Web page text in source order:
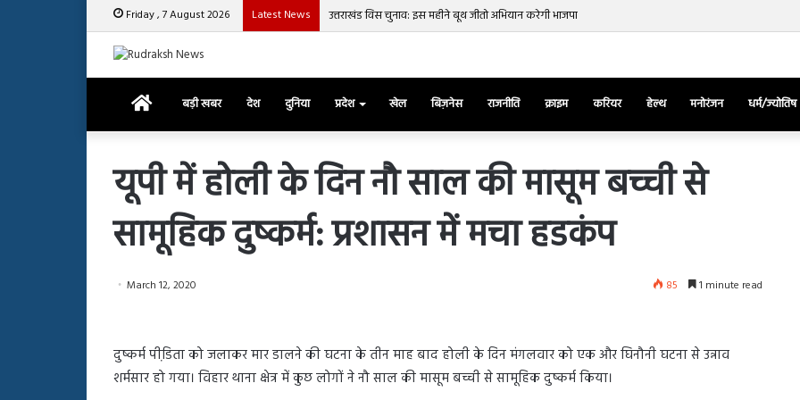
Friday , 7 August 2026 Latest News उत्तराखंड विस चुनाव: इस महीने बूथ जीतो अभियान करेगी भाजपा
Home बड़ी खबर देश दुनिया प्रदेश खेल बिज़नेस राजनीति क्राइम करियर हेल्थ मनोरंजन धर्म/ज्योतिष
यूपी में होली के दिन नौ साल की मासूम बच्ची से
सामूहिक दुष्कर्म: प्रशासन में मचा हडकंप
March 12, 2020 85 1 minute read
दुष्कर्म पीडि़ता को जलाकर मार डालने की घटना के तीन माह बाद होली के दिन मंगलवार को एक और घिनौनी घटना से उन्नाव
शर्मसार हो गया। विहार थाना क्षेत्र में कुछ लोगों ने नौ साल की मासूम बच्ची से सामूहिक दुष्कर्म किया।
की की फिल्म ग्राउंड जीरो का
टीजर जारी, देंखे वीडियो…
रजत
दलाल
और
सबके
हुई
रजत दलाल और आसिम रियाज की भिड़ंत,
सबके सामने हुई बहस पर रुबीना दिलैक का
आया रिएक्शन
तुर्किए
पर
उतरा
पिकाचू,
तुर्किए में राष्ट्रपति एर्दोगान के खिलाफ सड़क
पर उतरा पिकाचू, भागते हुए आया नजर, देंखे
वीडियो…